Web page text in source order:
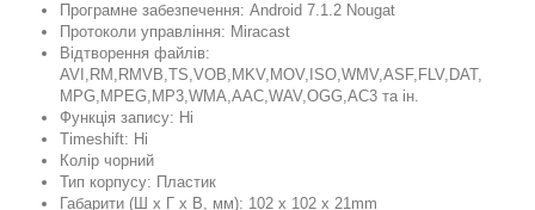
Програмне забезпечення: Android 7.1.2 Nougat
Протоколи управління: Miracast
Відтворення файлів:
AVI,RM,RMVB,TS,VOB,MKV,MOV,ISO,WMV,ASF,FLV,DAT,
MPG,MPEG,MP3,WMA,AAC,WAV,OGG,AC3 та ін.
Функція запису: Ні
Timeshift: Ні
Колір чорний
Тип корпусу: Пластик
Габарити (Ш х Г х В, мм): 102 х 102 х 21mm